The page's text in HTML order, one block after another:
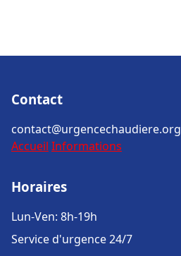
Contact
contact@urgencechaudiere.org
Accueil Informations
Horaires
Lun-Ven: 8h-19h
Service d'urgence 24/7